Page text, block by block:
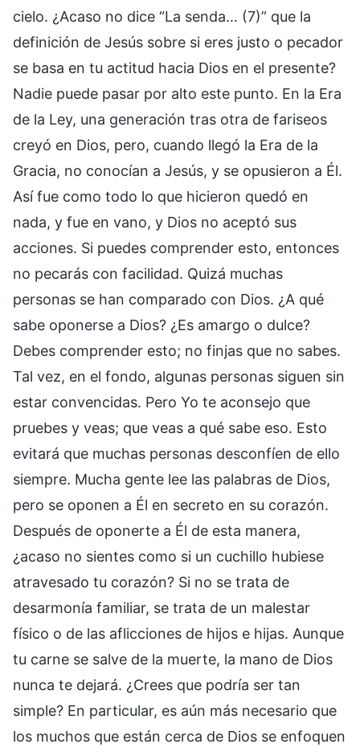
cielo. ¿Acaso no dice “La senda… (7)” que la
definición de Jesús sobre si eres justo o pecador
se basa en tu actitud hacia Dios en el presente?
Nadie puede pasar por alto este punto. En la Era
de la Ley, una generación tras otra de fariseos
creyó en Dios, pero, cuando llegó la Era de la
Gracia, no conocían a Jesús, y se opusieron a Él.
Así fue como todo lo que hicieron quedó en
nada, y fue en vano, y Dios no aceptó sus
acciones. Si puedes comprender esto, entonces
no pecarás con facilidad. Quizá muchas
personas se han comparado con Dios. ¿A qué
sabe oponerse a Dios? ¿Es amargo o dulce?
Debes comprender esto; no finjas que no sabes.
Tal vez, en el fondo, algunas personas siguen sin
estar convencidas. Pero Yo te aconsejo que
pruebes y veas; que veas a qué sabe eso. Esto
evitará que muchas personas desconfíen de ello
siempre. Mucha gente lee las palabras de Dios,
pero se oponen a Él en secreto en su corazón.
Después de oponerte a Él de esta manera,
¿acaso no sientes como si un cuchillo hubiese
atravesado tu corazón? Si no se trata de
desarmonía familiar, se trata de un malestar
físico o de las aflicciones de hijos e hijas. Aunque
tu carne se salve de la muerte, la mano de Dios
nunca te dejará. ¿Crees que podría ser tan
simple? En particular, es aún más necesario que
los muchos que están cerca de Dios se enfoquen